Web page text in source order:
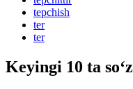
tepchish
ter
ter
Keyingi 10 ta so‘z